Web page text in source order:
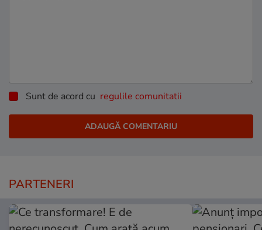
Sunt de acord cu regulile comunitatii
PARTENERI